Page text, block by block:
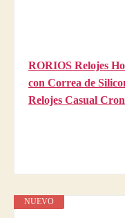
RORIOS Relojes
con Correa de
Relojes Casual
NUEVO